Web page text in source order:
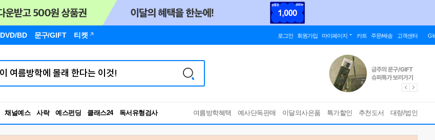
DVD/BD 문구/GIFT 티켓 로그인 회원가입 마이페이지 카트 주문/배송 고객센터
채널예스 사락 예스펀딩 클래스24
RBTI Lab
독서유형검사
여름방학혜택 예사단독판매 이달의사은품 특가할인 추천도서 대량/법인